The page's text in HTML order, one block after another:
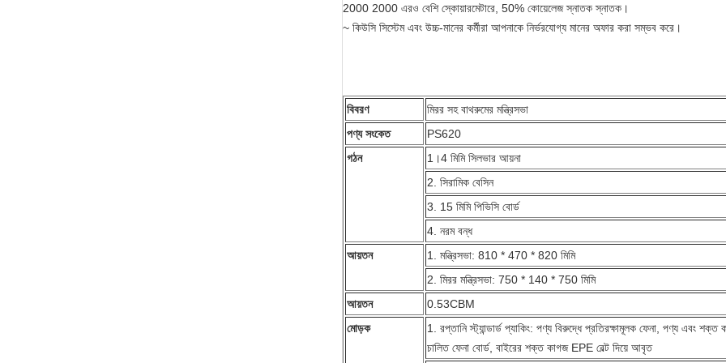
2000 2000 এরও বেশি স্কোয়ারমেটারে, 50% কোয়েলেজ স্নাতক স্নাতক।
~ কিউসি সিস্টেম এবং উচ্চ-মানের কর্মীরা আপনাকে নির্ভরযোগ্য মানের অফার করা সম্ভব করে।
বিবরণ
মিরর সহ বাথরুমের মন্ত্রিসভা
পণ্য সংকেত
PS620
গঠন
1।4 মিমি সিলভার আয়না
2. সিরামিক বেসিন
3. 15 মিমি পিভিসি বোর্ড
4. নরম বন্ধ
আয়তন
1. মন্ত্রিসভা: 810 * 470 * 820 মিমি
2. মিরর মন্ত্রিসভা: 750 * 140 * 750 মিমি
আয়তন
0.53CBM
মোড়ক
1. রপ্তানি স্ট্যান্ডার্ড প্যাকিং: পণ্য বিরুদ্ধে প্রতিরক্ষামূলক ফেনা, পণ্য এবং শক্ত
চালিত ফেনা বোর্ড, বাইরের শক্ত কাগজ EPE বেল্ট দিয়ে আবৃত